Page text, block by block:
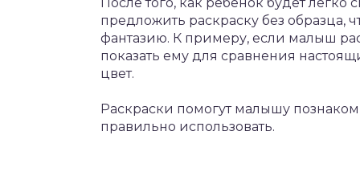
предложить раскраску без образца,
фантазию. К примеру, если малыш
показать ему для сравнения
цвет.
Раскраски помогут малышу
правильно использовать.